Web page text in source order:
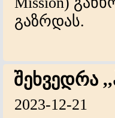
გაზრდას.
შეხვედრა
2023-12-21